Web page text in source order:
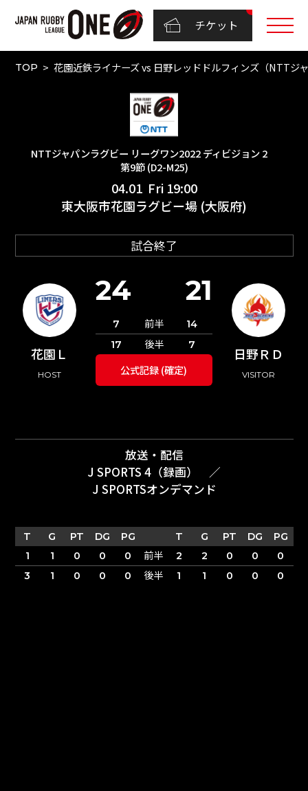
チケット
TOP 花園近鉄ライナーズ vs 日野レッドドルフィンズ（NTT
NTTジャパンラグビー リーグワン2022 ディビジョン 2
第9節 (D2-M25)
04.01 Fri 19:00
東大阪市花園ラグビー場 (大阪府)
試合終了
花園Ｌ
HOST
日野ＲＤ
VISITOR
24 21
7 前半
14
17
後半 7
公式記録 (確定)
放送・配信
J SPORTS 4（録画）
／
J SPORTSオンデマンド
T G PT DG PG T G PT DG
PG
1
1 0 0 0 前半 2 2 0 0
0
3
1 0 0 0 後半 1 1 0 0 0